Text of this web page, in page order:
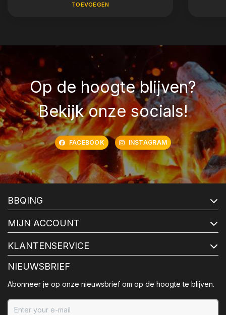
TOEVOEGEN
Op de hoogte blijven?
Bekijk onze socials!
FACEBOOK INSTAGRAM
BBQING
MIJN ACCOUNT
KLANTENSERVICE
NIEUWSBRIEF
Abonneer je op onze nieuwsbrief om op de hoogte te blijven.